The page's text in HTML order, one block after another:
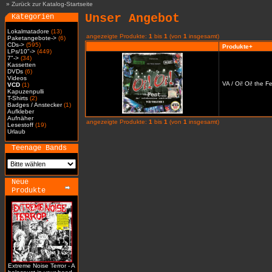
» Zurück zur Katalog-Startseite
Kategorien
Lokalmatadore (13)
Paketangebote-> (6)
CDs-> (595)
LPs/10"-> (449)
7"-> (34)
Kassetten
DVDs (6)
Videos
VCD (1)
Kapuzenpulli
T-Shirts (2)
Badges / Anstecker(1)
Aufkleber
Aufnäher
Lesestoff (19)
Urlaub
Teenage Bands
Neue
Produkte
Extreme Noise Terror - A
Unser Angebot
angezeigte Produkte: 1 bis 1 (von 1 insgesamt)
Produkte+
VA / Oi! Oi! the
angezeigte Produkte: 1 bis 1 (von 1 insgesamt)